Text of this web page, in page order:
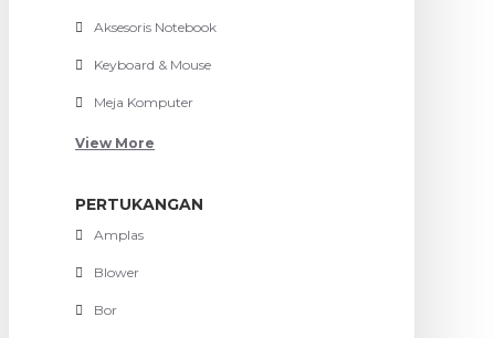
Aksesoris Notebook
Keyboard & Mouse
Meja Komputer
View More
PERTUKANGAN
Amplas
Blower
Bor